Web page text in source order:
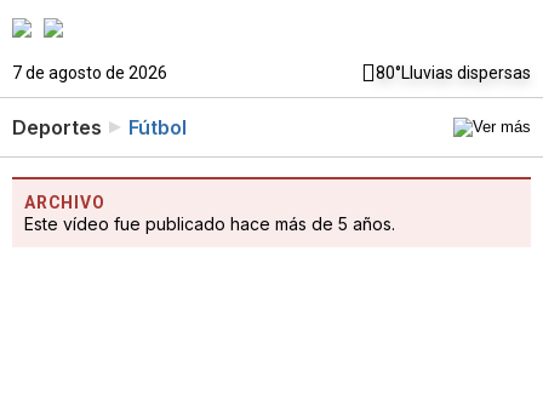
7 de agosto de 2026 80°Lluvias dispersas
Deportes Fútbol
ARCHIVO
Este vídeo fue publicado hace más de 5 años.